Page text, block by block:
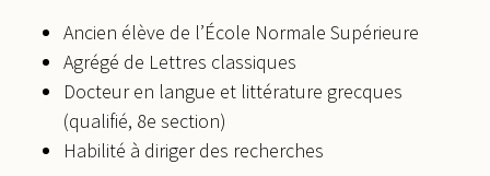
Ancien élève de l’École Normale Supérieure
Agrégé de Lettres classiques
Docteur en langue et littérature grecques
(qualifié, 8e section)
Habilité à diriger des recherches